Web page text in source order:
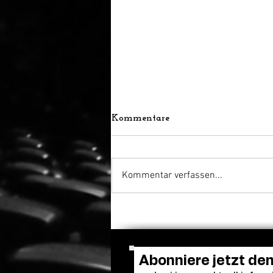
2026: Wer in den
gewinnen könnte
Kommentare
Kommentar verfassen...
Abonniere jetzt